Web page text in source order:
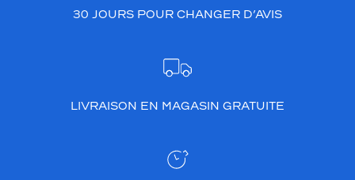
30 JOURS POUR CHANGER D’AVIS
LIVRAISON EN MAGASIN GRATUITE